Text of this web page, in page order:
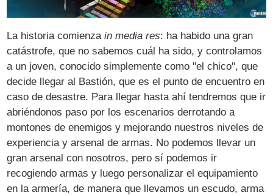
La historia comienzain media res: ha habido una gran
catástrofe, que no sabemos cuál ha sido, y controlamos
a un joven, conocido simplemente como "el chico", que
decide llegar al Bastión, que es el punto de encuentro en
caso de desastre. Para llegar hasta ahí tendremos que ir
abriéndonos paso por los escenarios derrotando a
montones de enemigos y mejorando nuestros niveles de
experiencia y arsenal de armas. No podemos llevar un
gran arsenal con nosotros, pero sí podemos ir
recogiendo armas y luego personalizar el equipamiento
en la armería, de manera que llevamos un escudo, arma